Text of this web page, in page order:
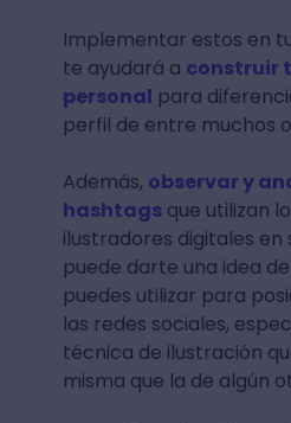
Implementar estos en
te ayudará a construir
personal para
perfil de entre muchos
Además, observar y
hashtagsque utilizan
ilustradores digitales en
puede darte una idea
puedes utilizar para
las redes sociales,
técnica de ilustración
misma que la de algún